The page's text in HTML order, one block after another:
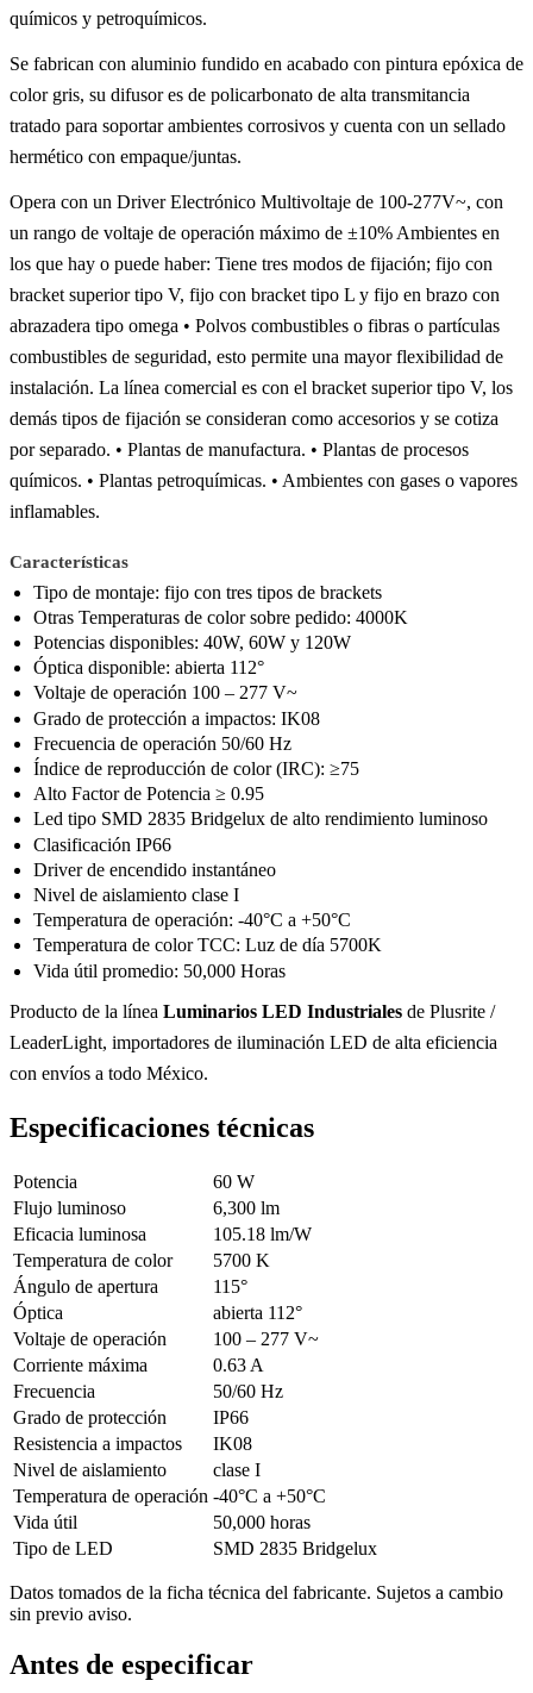
químicos y petroquímicos.
Se fabrican con aluminio fundido en acabado con pintura epóxica de
color gris, su difusor es de policarbonato de alta transmitancia
tratado para soportar ambientes corrosivos y cuenta con un sellado
hermético con empaque/juntas.
Opera con un Driver Electrónico Multivoltaje de 100-277V~, con
un rango de voltaje de operación máximo de ±10% Ambientes en
los que hay o puede haber: Tiene tres modos de fijación; fijo con
bracket superior tipo V, fijo con bracket tipo L y fijo en brazo con
abrazadera tipo omega • Polvos combustibles o fibras o partículas
combustibles de seguridad, esto permite una mayor flexibilidad de
instalación. La línea comercial es con el bracket superior tipo V, los
demás tipos de fijación se consideran como accesorios y se cotiza
por separado. • Plantas de manufactura. • Plantas de procesos
químicos. • Plantas petroquímicas. • Ambientes con gases o vapores
inflamables.
Características
Tipo de montaje: fijo con tres tipos de brackets
Otras Temperaturas de color sobre pedido: 4000K
Potencias disponibles: 40W, 60W y 120W
Óptica disponible: abierta 112°
Voltaje de operación 100 – 277 V~
Grado de protección a impactos: IK08
Frecuencia de operación 50/60 Hz
Índice de reproducción de color (IRC): ≥75
Alto Factor de Potencia ≥ 0.95
Led tipo SMD 2835 Bridgelux de alto rendimiento luminoso
Clasificación IP66
Driver de encendido instantáneo
Nivel de aislamiento clase I
Temperatura de operación: -40°C a +50°C
Temperatura de color TCC: Luz de día 5700K
Vida útil promedio: 50,000 Horas
Producto de la línea Luminarios LED Industriales de Plusrite /
LeaderLight, importadores de iluminación LED de alta eficiencia
con envíos a todo México.
Especificaciones técnicas
Potencia
60 W
Flujo luminoso
6,300 lm
Eficacia luminosa
105.18 lm/W
Temperatura de color
5700 K
Ángulo de apertura
115°
Óptica
abierta 112°
Voltaje de operación
100 – 277 V~
Corriente máxima
0.63 A
Frecuencia
50/60 Hz
Grado de protección
IP66
Resistencia a impactos
IK08
Nivel de aislamiento
clase I
Temperatura de operación -40°C a +50°C
Vida útil
50,000 horas
Tipo de LED
SMD 2835 Bridgelux
Datos tomados de la ficha técnica del fabricante. Sujetos a cambio
sin previo aviso.
Antes de especificar